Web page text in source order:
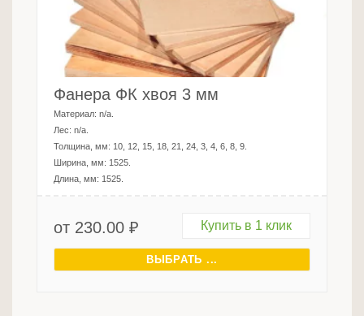
Фанера ФК хвоя 3 мм
Материал: n/a.
Лес: n/a.
Толщина, мм: 10, 12, 15, 18, 21, 24, 3, 4, 6, 8, 9.
Ширина, мм: 1525.
Длина, мм: 1525.
от 230.00 ₽ Купить в 1 клик
ВЫБРАТЬ ...